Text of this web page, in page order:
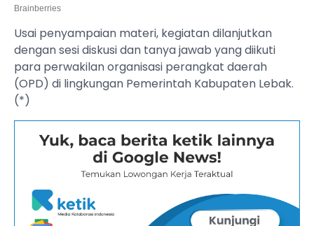
Usai penyampaian materi, kegiatan dilanjutkan
dengan sesi diskusi dan tanya jawab yang diikuti
para perwakilan organisasi perangkat daerah
(OPD) di lingkungan Pemerintah Kabupaten Lebak.
(*)